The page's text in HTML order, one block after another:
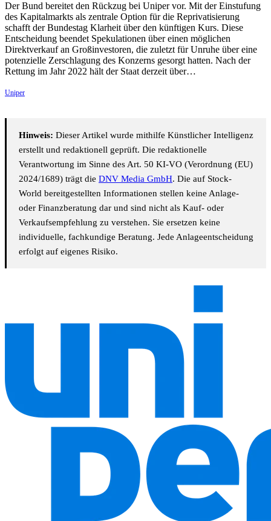
Der Bund bereitet den Rückzug bei Uniper vor. Mit der Einstufung
des Kapitalmarkts als zentrale Option für die Reprivatisierung
schafft der Bundestag Klarheit über den künftigen Kurs. Diese
Entscheidung beendet Spekulationen über einen möglichen
Direktverkauf an Großinvestoren, die zuletzt für Unruhe über eine
potenzielle Zerschlagung des Konzerns gesorgt hatten. Nach der
Rettung im Jahr 2022 hält der Staat derzeit über…
Uniper
Hinweis: Dieser Artikel wurde mithilfe Künstlicher Intelligenz
erstellt und redaktionell geprüft. Die redaktionelle
Verantwortung im Sinne des Art. 50 KI-VO (Verordnung (EU)
2024/1689) trägt die DNV Media GmbH. Die auf Stock-
World bereitgestellten Informationen stellen keine Anlage-
oder Finanzberatung dar und sind nicht als Kauf- oder
Verkaufsempfehlung zu verstehen. Sie ersetzen keine
individuelle, fachkundige Beratung. Jede Anlageentscheidung
erfolgt auf eigenes Risiko.